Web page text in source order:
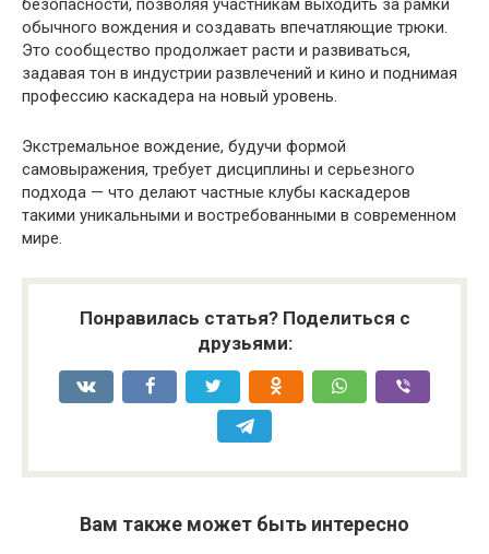
безопасности, позволяя участникам выходить за рамки
обычного вождения и создавать впечатляющие трюки.
Это сообщество продолжает расти и развиваться,
задавая тон в индустрии развлечений и кино и поднимая
профессию каскадера на новый уровень.
Экстремальное вождение, будучи формой
самовыражения, требует дисциплины и серьезного
подхода — что делают частные клубы каскадеров
такими уникальными и востребованными в современном
мире.
Понравилась статья? Поделиться с
друзьями:
Вам также может быть интересно